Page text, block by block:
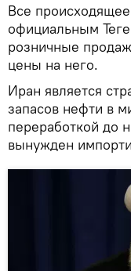
Все
официальным
розничные
цены на него.
Иран является
запасов нефти в
переработкой до
вынужден